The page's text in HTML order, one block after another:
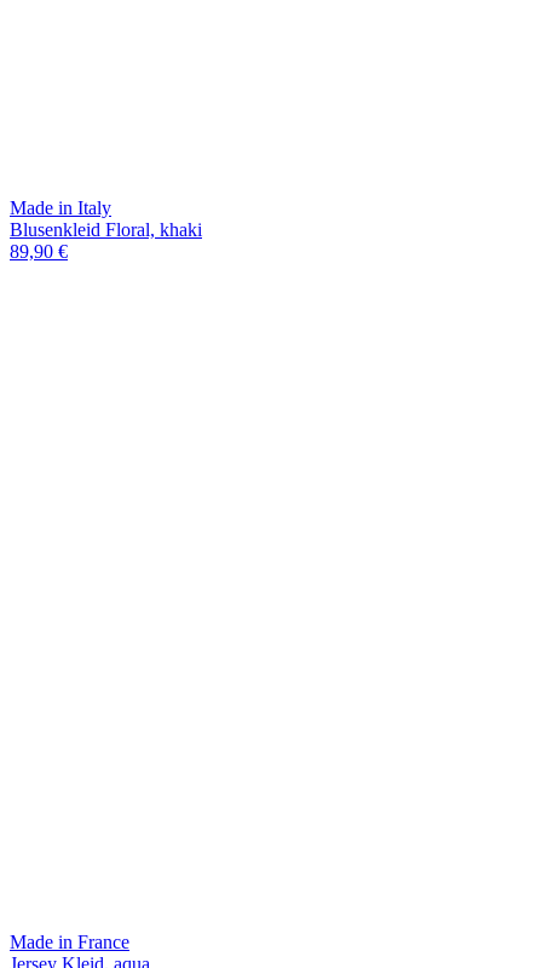
Made in Italy
Blusenkleid Floral, khaki
89,90 €
Made in France
Jersey Kleid, aqua